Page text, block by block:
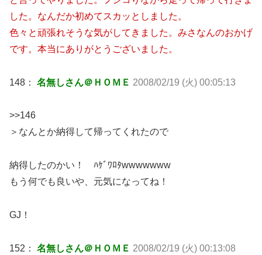
した。なんだか初めてスカッとしました。
色々と頑張れそうな気がしてきました。みさなんのおかげ
です。本当にありがとうございました。
148： 名無しさん＠ＨＯＭＥ 2008/02/19 (火) 00:05:13
>>146
＞なんとか納得して帰ってくれたので
納得したのかい！ ﾊｹﾞﾜﾛﾀwwwwwww
もう何でも良いや、元気になってね！
GJ！
152： 名無しさん＠ＨＯＭＥ 2008/02/19 (火) 00:13:08